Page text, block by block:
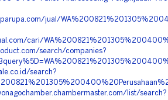
jual/
cari/
search/companies?
search?
list/search?